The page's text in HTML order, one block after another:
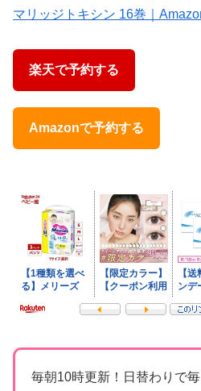
マリッジトキシン 16巻｜
楽天で予約する
Amazonで予約する
毎朝10時更新！日替わりで